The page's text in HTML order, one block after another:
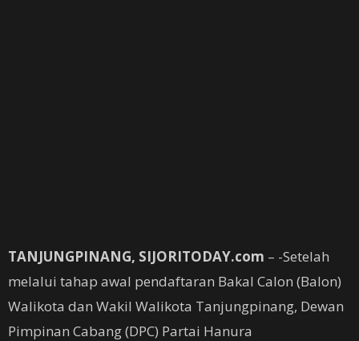
TANJUNGPINANG, SIJORITODAY.com – -Setelah
melalui tahap awal pendaftaran Bakal Calon (Balon)
Walikota dan Wakil Walikota Tanjungpinang, Dewan
Pimpinan Cabang (DPC) Partai Hanura